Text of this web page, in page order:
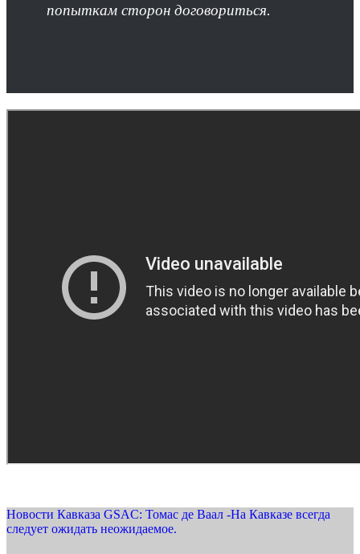
попыткам сторон договориться.
Новости Кавказа GSAC: Томас де Ваал -На Кавказе всегда
следует ожидать неожидаемое.